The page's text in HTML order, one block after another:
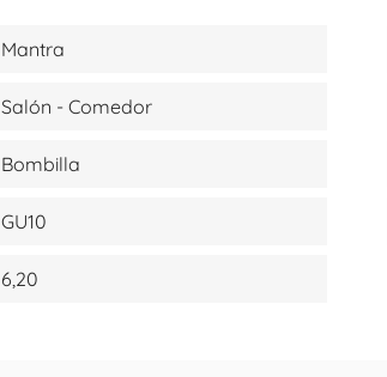
Mantra
Salón - Comedor
Bombilla
GU10
6,20